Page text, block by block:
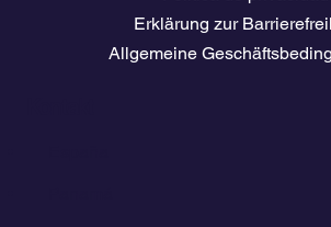
Erklärung zur
Allgemeine